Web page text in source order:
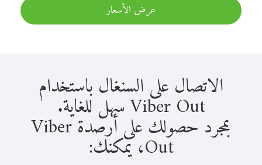
عرض الأسعار
الاتصال على السنغال باستخدام
Viber Out سهل للغاية.
بمجرد حصولك على أرصدة Viber
Out، يمكنك: